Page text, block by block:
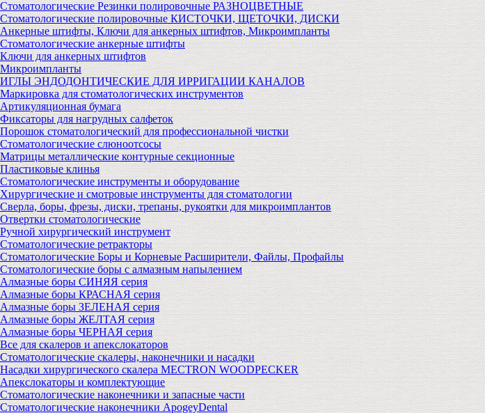
Стоматологические Резинки полировочные РАЗНОЦВЕТНЫЕ
Стоматологические полировочные КИСТОЧКИ, ЩЕТОЧКИ, ДИСКИ
Анкерные штифты, Ключи для анкерных штифтов, Микроимпланты
Стоматологические анкерные штифты
Ключи для анкерных штифтов
Микроимпланты
ИГЛЫ ЭНДОДОНТИЧЕСКИЕ ДЛЯ ИРРИГАЦИИ КАНАЛОВ
Маркировка для стоматологических инструментов
Артикуляционная бумага
Фиксаторы для нагрудных салфеток
Порошок стоматологический для профессиональной чистки
Стоматологические слюноотсосы
Матрицы металлические контурные секционные
Пластиковые клинья
Стоматологические инструменты и оборудование
Хирургические и смотровые инструменты для стоматологии
Сверла, боры, фрезы, диски, трепаны, рукоятки для микроимплантов
Отвертки стоматологические
Ручной хирургический инструмент
Стоматологические ретракторы
Стоматологические Боры и Корневые Расширители, Файлы, Профайлы
Стоматологические боры с алмазным напылением
Алмазные боры СИНЯЯ серия
Алмазные боры КРАСНАЯ серия
Алмазные боры ЗЕЛЕНАЯ серия
Алмазные боры ЖЕЛТАЯ серия
Алмазные боры ЧЕРНАЯ серия
Все для скалеров и апекслокаторов
Стоматологические скалеры, наконечники и насадки
Насадки хирургического скалера MECTRON WOODPECKER
Апекслокаторы и комплектующие
Стоматологические наконечники и запасные части
Стоматологические наконечники ApogeyDental